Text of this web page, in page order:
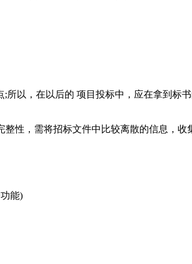
以，在以后的 项目投标中，应在拿到标
，需将招标文件中比较离散的信息，收
能)